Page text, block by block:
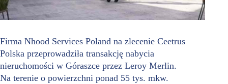
Firma Nhood Services Poland na zlecenie Ceetrus
Polska przeprowadziła transakcję nabycia
nieruchomości w Góraszce przez Leroy Merlin.
Na terenie o powierzchni ponad 55 tys. mkw.